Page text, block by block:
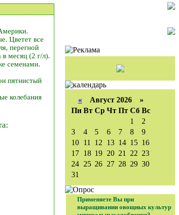
Цветет все
перегной
месяц (2 г/л).
семенами.
пятнистый
колебания
« Август 2026 »
Пн Вт Ср Чт Пт Сб Вс
1
2
3
4 5 6 7 8
9
10 11 12 13 14 15 16
17 18 19 20 21 22 23
24 25 26 27 28 29 30
31
Применяете Вы при
выращивании овощных культур